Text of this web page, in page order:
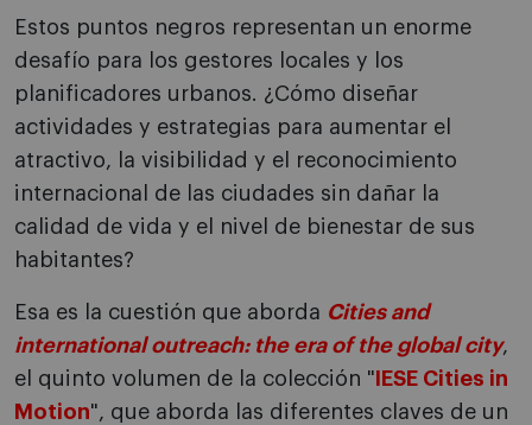
Estos puntos negros representan un enorme
desafío para los gestores locales y los
planificadores urbanos. ¿Cómo diseñar
actividades y estrategias para aumentar el
atractivo, la visibilidad y el reconocimiento
internacional de las ciudades sin dañar la
calidad de vida y el nivel de bienestar de sus
habitantes?
Esa es la cuestión que aborda Cities and
international outreach: the era of the global city,
el quinto volumen de la colección " IESE Cities in
Motion", que aborda las diferentes claves de un